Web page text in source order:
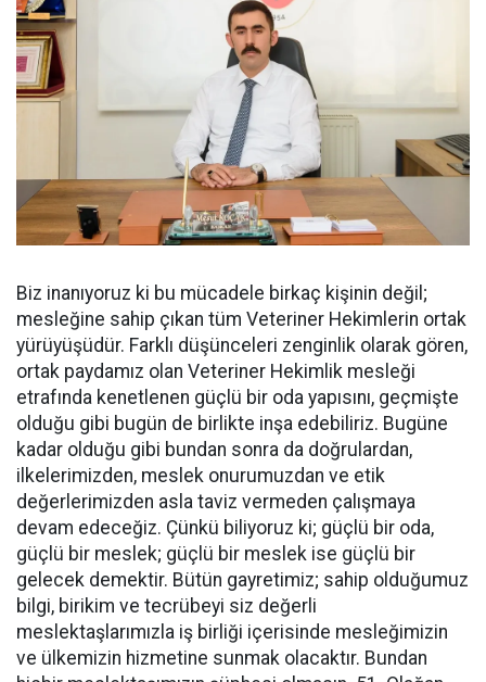
Biz inanıyoruz ki bu mücadele birkaç kişinin değil;
mesleğine sahip çıkan tüm Veteriner Hekimlerin ortak
yürüyüşüdür. Farklı düşünceleri zenginlik olarak gören,
ortak paydamız olan Veteriner Hekimlik mesleği
etrafında kenetlenen güçlü bir oda yapısını, geçmişte
olduğu gibi bugün de birlikte inşa edebiliriz. Bugüne
kadar olduğu gibi bundan sonra da doğrulardan,
ilkelerimizden, meslek onurumuzdan ve etik
değerlerimizden asla taviz vermeden çalışmaya
devam edeceğiz. Çünkü biliyoruz ki; güçlü bir oda,
güçlü bir meslek; güçlü bir meslek ise güçlü bir
gelecek demektir. Bütün gayretimiz; sahip olduğumuz
bilgi, birikim ve tecrübeyi siz değerli
meslektaşlarımızla iş birliği içerisinde mesleğimizin
ve ülkemizin hizmetine sunmak olacaktır. Bundan